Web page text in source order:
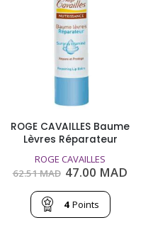
ROGE CAVAILLES Baume
Lèvres Réparateur
ROGE CAVAILLES
62.51MAD Le
initial
était :
62.51
47.00 MAD
4 Points